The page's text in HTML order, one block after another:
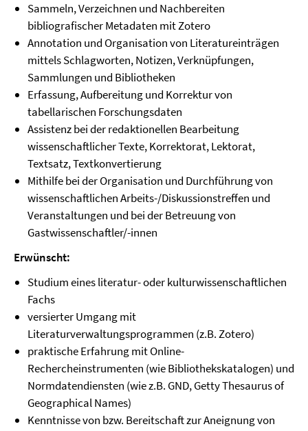
Sammeln, Verzeichnen und Nachbereiten
bibliografischer Metadaten mit Zotero
Annotation und Organisation von Literatureinträgen
mittels Schlagworten, Notizen, Verknüpfungen,
Sammlungen und Bibliotheken
Erfassung, Aufbereitung und Korrektur von
tabellarischen Forschungsdaten
Assistenz bei der redaktionellen Bearbeitung
wissenschaftlicher Texte, Korrektorat, Lektorat,
Textsatz, Textkonvertierung
Mithilfe bei der Organisation und Durchführung von
wissenschaftlichen Arbeits-/Diskussionstreffen und
Veranstaltungen und bei der Betreuung von
Gastwissenschaftler/-innen
Erwünscht:
Studium eines literatur- oder kulturwissenschaftlichen
Fachs
versierter Umgang mit
Literaturverwaltungsprogrammen (z.B. Zotero)
praktische Erfahrung mit Online-
Rechercheinstrumenten (wie Bibliothekskatalogen) und
Normdatendiensten (wie z.B. GND, Getty Thesaurus of
Geographical Names)
Kenntnisse von bzw. Bereitschaft zur Aneignung von